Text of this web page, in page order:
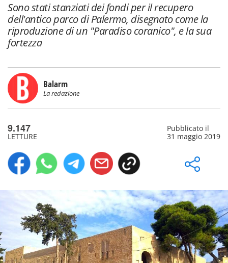
Sono stati stanziati dei fondi per il recupero
dell'antico parco di Palermo, disegnato come la
riproduzione di un "Paradiso coranico", e la sua
fortezza
Balarm
La redazione
9.147
LETTURE
Pubblicato il
31 maggio 2019